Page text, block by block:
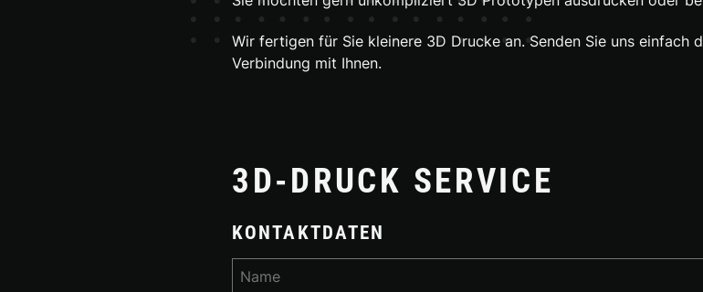
Wir fertigen für Sie kleinere 3D Drucke an. Senden Sie uns einfach
Verbindung mit Ihnen.
3D-DRUCK SERVICE
KONTAKTDATEN